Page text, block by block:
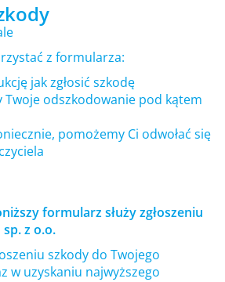
z formularza:
jak zgłosić szkodę
Twoje odszkodowanie pod kątem
pomożemy Ci odwołać się
formularz służy zgłoszeniu
z o.o.
szkody do Twojego
w uzyskaniu najwyższego